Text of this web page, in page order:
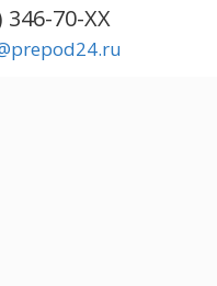
346-70-XX